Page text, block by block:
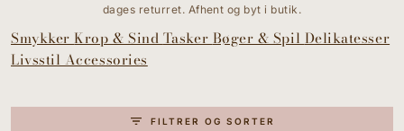
dages returret. Afhent og byt i butik.
SmykkerKrop & Sind Tasker Bøger & Spil Delikatesser
Livsstil Accessories
FILTRER OG SORTER